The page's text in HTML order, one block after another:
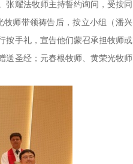
张耀法牧师主持誓约询问，受按同
师带领祷告后，按立小组（潘兴
按手礼，宣告他们蒙召承担牧师或
送圣经；元春根牧师、黄荣光牧师